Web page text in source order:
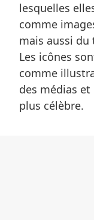
lesquelles
comme
mais aussi
Les icônes
comme
des médias
plus célèbre.